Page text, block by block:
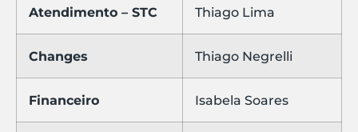
Atendimento – STC Thiago Lima
Changes Thiago Negrelli
Financeiro Isabela Soares